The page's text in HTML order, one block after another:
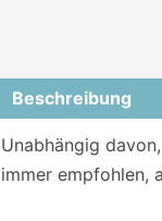
Beschreibung
Unabhängig
immer empfohlen,